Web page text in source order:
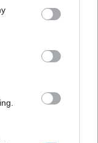
You may click to
party tags to
in below Google